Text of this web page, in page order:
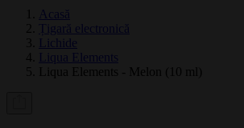
Acasă
Țigară electronică
Lichide
Liqua Elements
Liqua Elements - Melon (10 ml)